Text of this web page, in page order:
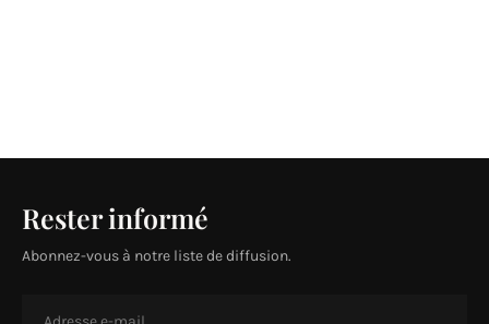
Rester informé
Abonnez-vous à notre liste de diffusion.